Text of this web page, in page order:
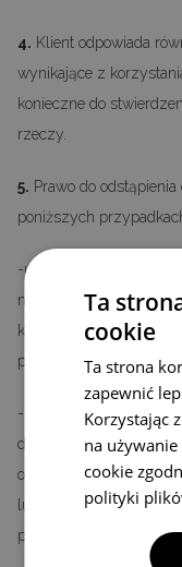
4. Klient odpowiada
wynikające z
konieczne do
rzeczy.
5. Prawo do
poniższych
-umów, w których
nieprefabrykowana,
konsumenta lub
potrzeb,
-umów, w których
dostarczana w
opakowania nie można
lub ze względów
po dostarczeniu
Ta
cookie
Ta strona
zapewnić
Korzystając
na
cookie
polityki